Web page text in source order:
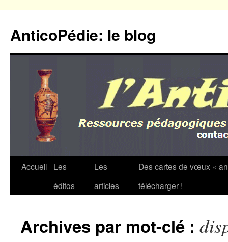
contenu
AnticoPédie: le blog
Accueil
Les
éditos
Les
articles
Des cartes de vœux «
télécharger !
Archives par mot-clé :